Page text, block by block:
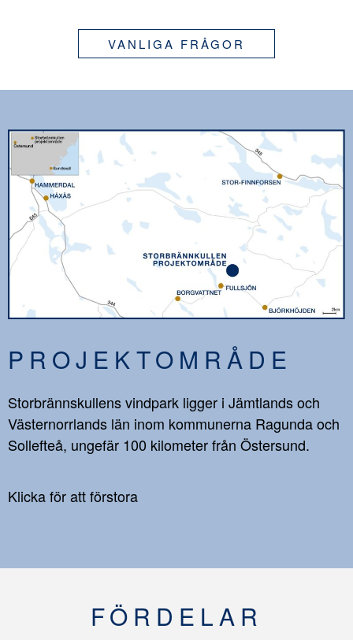
VANLIGA FRÅGOR
PROJEKTOMRÅDE
Storbrännskullens vindpark ligger i Jämtlands och
Västernorrlands län inom kommunerna Ragunda och
Sollefteå, ungefär 100 kilometer från Östersund.
Klicka för att förstora
FÖRDELAR